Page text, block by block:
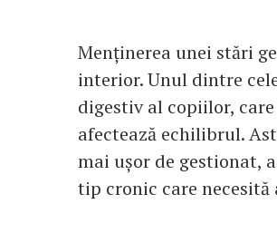
Menținerea unei stări
interior. Unul dintre
digestiv al copiilor,
afectează echilibrul.
mai ușor de gestionat,
tip cronic care